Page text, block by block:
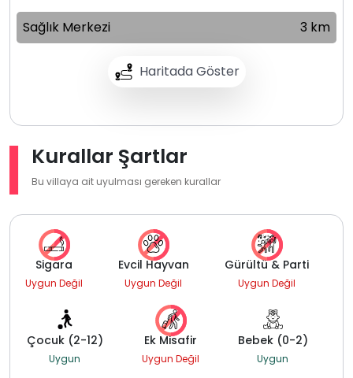
Haritada Göster
Sağlık Merkezi 3 km
Kurallar Şartlar
Bu villaya ait uyulması gereken kurallar
Sigara
Uygun Değil
Evcil Hayvan
Uygun Değil
Gürültü & Parti
Uygun Değil
Çocuk (2-12)
Uygun
Ek Misafir
Uygun Değil
Bebek (0-2)
Uygun